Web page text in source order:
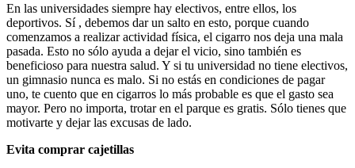
En las universidades siempre hay electivos, entre ellos, los
deportivos. Sí , debemos dar un salto en esto, porque cuando
comenzamos a realizar actividad física, el cigarro nos deja una mala
pasada. Esto no sólo ayuda a dejar el vicio, sino también es
beneficioso para nuestra salud. Y si tu universidad no tiene electivos,
un gimnasio nunca es malo. Si no estás en condiciones de pagar
uno, te cuento que en cigarros lo más probable es que el gasto sea
mayor. Pero no importa, trotar en el parque es gratis. Sólo tienes que
motivarte y dejar las excusas de lado.
Evita comprar cajetillas